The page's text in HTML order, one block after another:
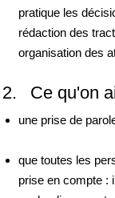
pratique les
rédaction des
organisation des
2. Ce qu'on
une prise de
que toutes les
prise en compte :